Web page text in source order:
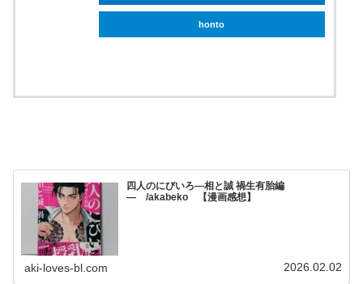
honto
四人のにびいろ―相と誠 禍生有胎編
― /akabeko 【漫画感想】
aki-loves-bl.com 2026.02.02